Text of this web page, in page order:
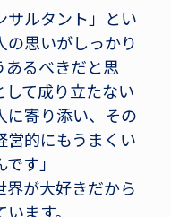
サルタント」とい
の思いがしっかり
あるべきだと思
て成り立たない
に寄り添い、その
営的にもうまくい
す」
界が大好きだから
ます。